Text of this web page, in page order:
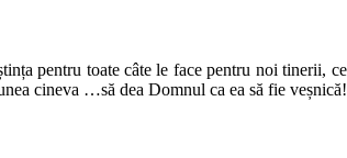
pentru toate câte le face pentru noi tinerii,
cineva …să dea Domnul ca ea să fie veșnică!